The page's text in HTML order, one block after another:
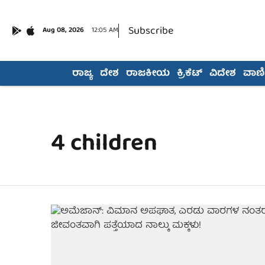
Aug 08, 2026 12:05 AM Subscribe
ರಾಜ್ಯ ದೇಶ ರಾಜಕೀಯ ಕ್ರಿಕೆಟ್ ವಿದೇಶ
4 children